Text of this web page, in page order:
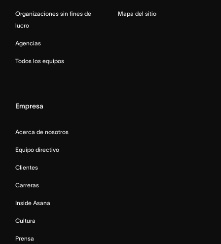
Organizaciones sin fines de
lucro
Agencias
Todos los equipos
Mapa del sitio
Empresa
Acerca de nosotros
Equipo directivo
Clientes
Carreras
Inside Asana
Cultura
Prensa